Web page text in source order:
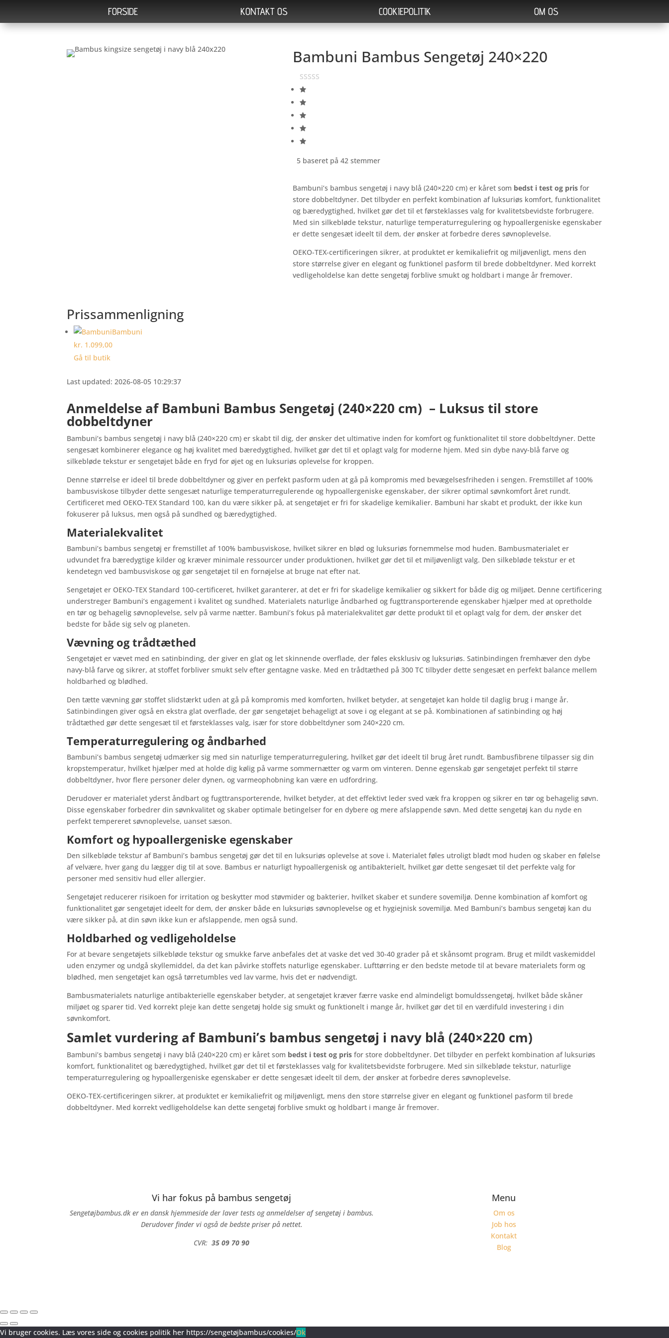
FORSIDE KONTAKT OS COOKIEPOLITIK OM OS
Bambuni Bambus Sengetøj 240×220
5 baseret på 42 stemmer
Bambuni’s bambus sengetøj i navy blå (240×220 cm) er kåret som bedst i test og pris for
store dobbeltdyner. Det tilbyder en perfekt kombination af luksuriøs komfort, funktionalitet
og bæredygtighed, hvilket gør det til et førsteklasses valg for kvalitetsbevidste forbrugere.
Med sin silkebløde tekstur, naturlige temperaturregulering og hypoallergeniske egenskaber
er dette sengesæt ideelt til dem, der ønsker at forbedre deres søvnoplevelse.
OEKO-TEX-certificeringen sikrer, at produktet er kemikaliefrit og miljøvenligt, mens den
store størrelse giver en elegant og funktionel pasform til brede dobbeltdyner. Med korrekt
vedligeholdelse kan dette sengetøj forblive smukt og holdbart i mange år fremover.
Prissammenligning
Bambuni
kr. 1.099,00
Gå til butik
Last updated: 2026-08-05 10:29:37
Anmeldelse af Bambuni Bambus Sengetøj (240×220 cm) – Luksus til store
dobbeltdyner
Bambuni’s bambus sengetøj i navy blå (240×220 cm) er skabt til dig, der ønsker det ultimative inden for komfort og funktionalitet til store dobbeltdyner. Dette
sengesæt kombinerer elegance og høj kvalitet med bæredygtighed, hvilket gør det til et oplagt valg for moderne hjem. Med sin dybe navy-blå farve og
silkebløde tekstur er sengetøjet både en fryd for øjet og en luksuriøs oplevelse for kroppen.
Denne størrelse er ideel til brede dobbeltdyner og giver en perfekt pasform uden at gå på kompromis med bevægelsesfriheden i sengen. Fremstillet af 100%
bambusviskose tilbyder dette sengesæt naturlige temperaturregulerende og hypoallergeniske egenskaber, der sikrer optimal søvnkomfort året rundt.
Certificeret med OEKO-TEX Standard 100, kan du være sikker på, at sengetøjet er fri for skadelige kemikalier. Bambuni har skabt et produkt, der ikke kun
fokuserer på luksus, men også på sundhed og bæredygtighed.
Materialekvalitet
Bambuni’s bambus sengetøj er fremstillet af 100% bambusviskose, hvilket sikrer en blød og luksuriøs fornemmelse mod huden. Bambusmaterialet er
udvundet fra bæredygtige kilder og kræver minimale ressourcer under produktionen, hvilket gør det til et miljøvenligt valg. Den silkebløde tekstur er et
kendetegn ved bambusviskose og gør sengetøjet til en fornøjelse at bruge nat efter nat.
Sengetøjet er OEKO-TEX Standard 100-certificeret, hvilket garanterer, at det er fri for skadelige kemikalier og sikkert for både dig og miljøet. Denne certificering
understreger Bambuni’s engagement i kvalitet og sundhed. Materialets naturlige åndbarhed og fugttransporterende egenskaber hjælper med at opretholde
en tør og behagelig søvnoplevelse, selv på varme nætter. Bambuni’s fokus på materialekvalitet gør dette produkt til et oplagt valg for dem, der ønsker det
bedste for både sig selv og planeten.
Vævning og trådtæthed
Sengetøjet er vævet med en satinbinding, der giver en glat og let skinnende overflade, der føles eksklusiv og luksuriøs. Satinbindingen fremhæver den dybe
navy-blå farve og sikrer, at stoffet forbliver smukt selv efter gentagne vaske. Med en trådtæthed på 300 TC tilbyder dette sengesæt en perfekt balance mellem
holdbarhed og blødhed.
Den tætte vævning gør stoffet slidstærkt uden at gå på kompromis med komforten, hvilket betyder, at sengetøjet kan holde til daglig brug i mange år.
Satinbindingen giver også en ekstra glat overflade, der gør sengetøjet behageligt at sove i og elegant at se på. Kombinationen af satinbinding og høj
trådtæthed gør dette sengesæt til et førsteklasses valg, især for store dobbeltdyner som 240×220 cm.
Temperaturregulering og åndbarhed
Bambuni’s bambus sengetøj udmærker sig med sin naturlige temperaturregulering, hvilket gør det ideelt til brug året rundt. Bambusfibrene tilpasser sig din
kropstemperatur, hvilket hjælper med at holde dig kølig på varme sommernætter og varm om vinteren. Denne egenskab gør sengetøjet perfekt til større
dobbeltdyner, hvor flere personer deler dynen, og varmeophobning kan være en udfordring.
Derudover er materialet yderst åndbart og fugttransporterende, hvilket betyder, at det effektivt leder sved væk fra kroppen og sikrer en tør og behagelig søvn.
Disse egenskaber forbedrer din søvnkvalitet og skaber optimale betingelser for en dybere og mere afslappende søvn. Med dette sengetøj kan du nyde en
perfekt tempereret søvnoplevelse, uanset sæson.
Komfort og hypoallergeniske egenskaber
Den silkebløde tekstur af Bambuni’s bambus sengetøj gør det til en luksuriøs oplevelse at sove i. Materialet føles utroligt blødt mod huden og skaber en følelse
af velvære, hver gang du lægger dig til at sove. Bambus er naturligt hypoallergenisk og antibakterielt, hvilket gør dette sengesæt til det perfekte valg for
personer med sensitiv hud eller allergier.
Sengetøjet reducerer risikoen for irritation og beskytter mod støvmider og bakterier, hvilket skaber et sundere sovemiljø. Denne kombination af komfort og
funktionalitet gør sengetøjet ideelt for dem, der ønsker både en luksuriøs søvnoplevelse og et hygiejnisk sovemiljø. Med Bambuni’s bambus sengetøj kan du
være sikker på, at din søvn ikke kun er afslappende, men også sund.
Holdbarhed og vedligeholdelse
For at bevare sengetøjets silkebløde tekstur og smukke farve anbefales det at vaske det ved 30-40 grader på et skånsomt program. Brug et mildt vaskemiddel
uden enzymer og undgå skyllemiddel, da det kan påvirke stoffets naturlige egenskaber. Lufttørring er den bedste metode til at bevare materialets form og
blødhed, men sengetøjet kan også tørretumbles ved lav varme, hvis det er nødvendigt.
Bambusmaterialets naturlige antibakterielle egenskaber betyder, at sengetøjet kræver færre vaske end almindeligt bomuldssengetøj, hvilket både skåner
miljøet og sparer tid. Ved korrekt pleje kan dette sengetøj holde sig smukt og funktionelt i mange år, hvilket gør det til en værdifuld investering i din
søvnkomfort.
Samlet vurdering af Bambuni’s bambus sengetøj i navy blå (240×220 cm)
Bambuni’s bambus sengetøj i navy blå (240×220 cm) er kåret som bedst i test og pris for store dobbeltdyner. Det tilbyder en perfekt kombination af luksuriøs
komfort, funktionalitet og bæredygtighed, hvilket gør det til et førsteklasses valg for kvalitetsbevidste forbrugere. Med sin silkebløde tekstur, naturlige
temperaturregulering og hypoallergeniske egenskaber er dette sengesæt ideelt til dem, der ønsker at forbedre deres søvnoplevelse.
OEKO-TEX-certificeringen sikrer, at produktet er kemikaliefrit og miljøvenligt, mens den store størrelse giver en elegant og funktionel pasform til brede
dobbeltdyner. Med korrekt vedligeholdelse kan dette sengetøj forblive smukt og holdbart i mange år fremover.
Vi har fokus på bambus sengetøj
Sengetøjbambus.dk er en dansk hjemmeside der laver tests og anmeldelser af sengetøj i bambus.
Derudover finder vi også de bedste priser på nettet.
CVR: 35 09 70 90
Menu
Om os
Job hos
Kontakt
Blog
Vi bruger cookies. Læs vores side og cookies politik her https://sengetøjbambus/cookies/Ok